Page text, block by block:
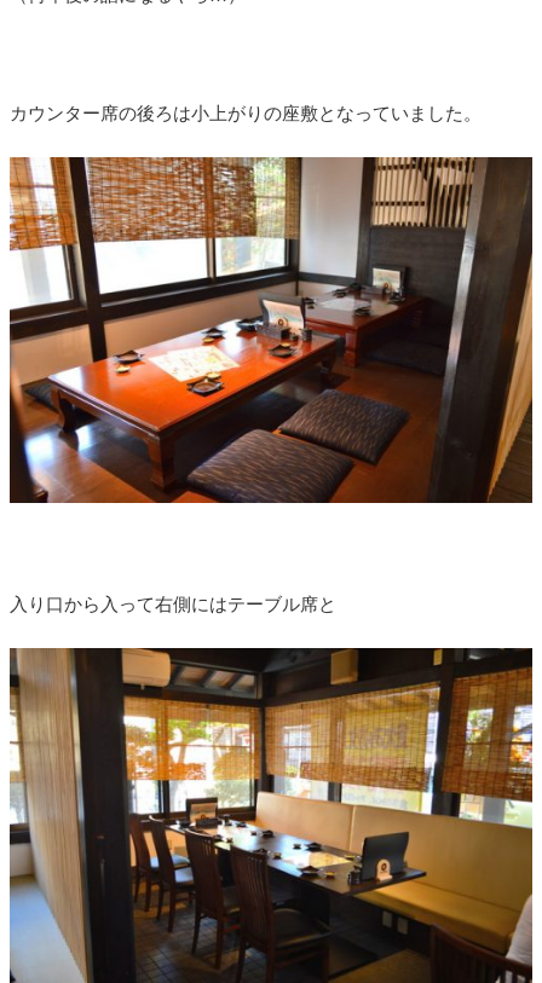
カウンター席の後ろは小上がりの座敷となっていました。
入り口から入って右側にはテーブル席と